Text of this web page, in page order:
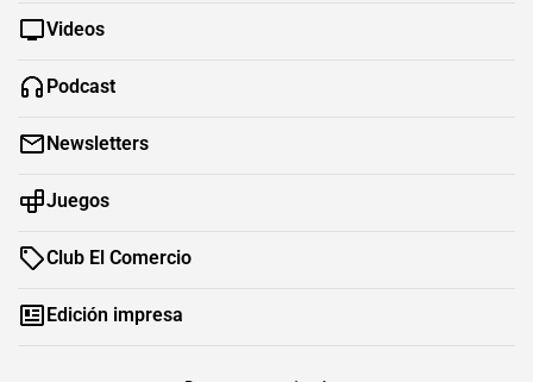
Videos
Podcast
Newsletters
Juegos
Club El Comercio
Edición impresa